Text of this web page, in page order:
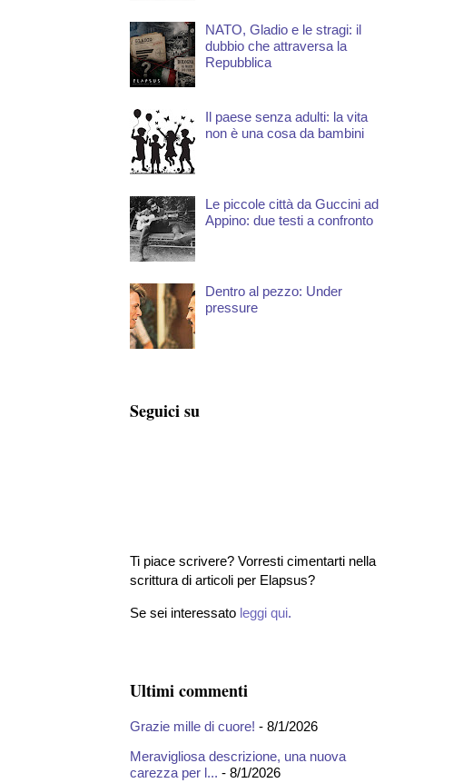
NATO, Gladio e le stragi: il
dubbio che attraversa la
Repubblica
Il paese senza adulti: la vita
non è una cosa da bambini
Le piccole città da Guccini ad
Appino: due testi a confronto
Dentro al pezzo: Under
pressure
Seguici su
Ti piace scrivere? Vorresti cimentarti nella
scrittura di articoli per Elapsus?
Se sei interessato leggi qui.
Ultimi commenti
Grazie mille di cuore! - 8/1/2026
Meravigliosa descrizione, una nuova
carezza per l... - 8/1/2026